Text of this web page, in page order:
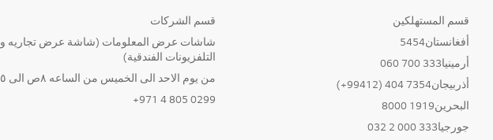
قسم المستهلكين
أفغانستان5454
أرمينيا333 700 060
أذربيجان7354 404 (99412+)
البحرين1919 8000
جورجيا333 000 2 032
قسم الشركات
شاشات عرض المعلومات (شاشة عرض تجاريه و
التلفزيونات الفندقية)
من يوم الاحد الى الخميس من الساعه ٨ص الى ٥م
0299 805 4 971+